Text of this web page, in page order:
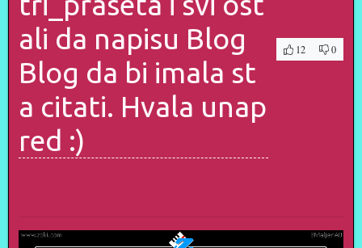
ali da napisu Blog
Blog da bi imala st
a citati. Hvala unap
red :)
12 0